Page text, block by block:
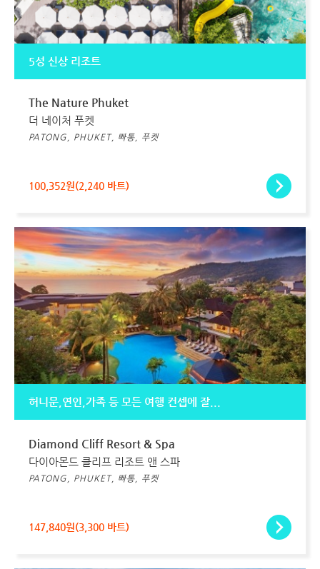
5성 신상 리조트
The Nature Phuket
더 네이처 푸켓
PATONG, PHUKET, 빠통, 푸켓
100,352원(2,240 바트)
허니문,연인,가족 등 모든 여행 컨셉에 잘...
Diamond Cliff Resort & Spa
다이아몬드 클리프 리조트 앤 스파
PATONG, PHUKET, 빠통, 푸켓
147,840원(3,300 바트)